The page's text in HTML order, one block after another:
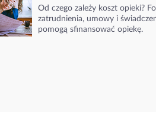
Od czego zależy koszt opieki?
zatrudnienia, umowy i
pomogą sfinansować opiekę.